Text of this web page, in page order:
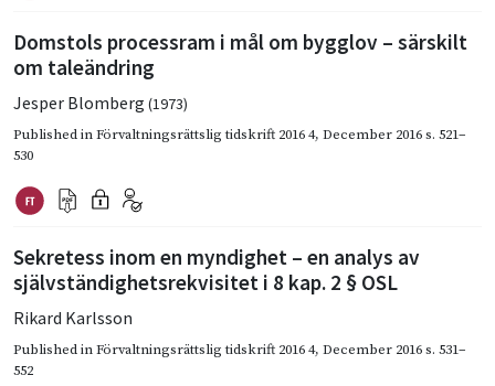
Domstols processram i mål om bygglov – särskilt
om taleändring
Jesper Blomberg (1973)
Published inFörvaltningsrättslig tidskrift 2016 4, December 2016s. 521–
530
Sekretess inom en myndighet – en analys av
självständighetsrekvisitet i 8 kap. 2 § OSL
Rikard Karlsson
Published inFörvaltningsrättslig tidskrift 2016 4, December 2016s. 531–
552